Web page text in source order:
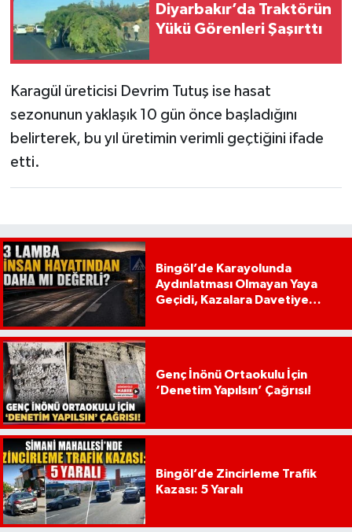
Diyarbakır’da Traktörün
Yükü Görenleri Şaşırttı
Karagül üreticisi Devrim Tutuş ise hasat
sezonunun yaklaşık 10 gün önce başladığını
belirterek, bu yıl üretimin verimli geçtiğini ifade
etti.
Bingöl’de Karayolunda
Aydınlatması Olmayan Yaya
Geçidi, Kazalara Davetiye
Genç İnönü Ortaokulu İçin
‘Denetim Yapılsın’ Çağrısı!
Bingöl’de Zincirleme Trafik
Kazası: 5 Yaralı